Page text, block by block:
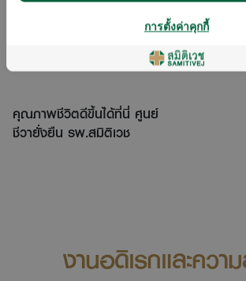
คุณภาพชีวิตดีขึ้นได้ที่นี่ ศูนย์
ชีวายั่งยืน รพ.สมิติเวช
งานอดิเรกและควา
การตั้งค่าคุกกี้